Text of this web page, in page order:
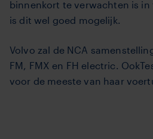
binnenkort te verwachten is in
is dit wel goed mogelijk.
Volvo zal de NCA
FM, FMX en FH electric.
voor de meeste van haar